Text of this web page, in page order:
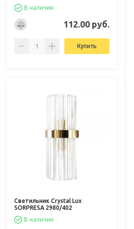
В наличии
112.00 руб.
Купить
Светильник Crystal Lux
SORPRESA 2980/402
В наличии